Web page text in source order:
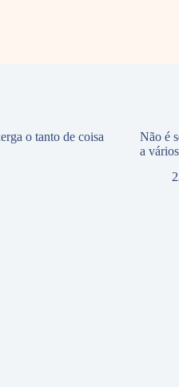
o tanto de coisa
Não é
a